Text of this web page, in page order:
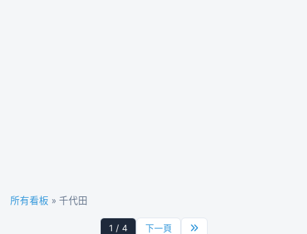
所有看板 » 千代田
1 / 4 下一頁